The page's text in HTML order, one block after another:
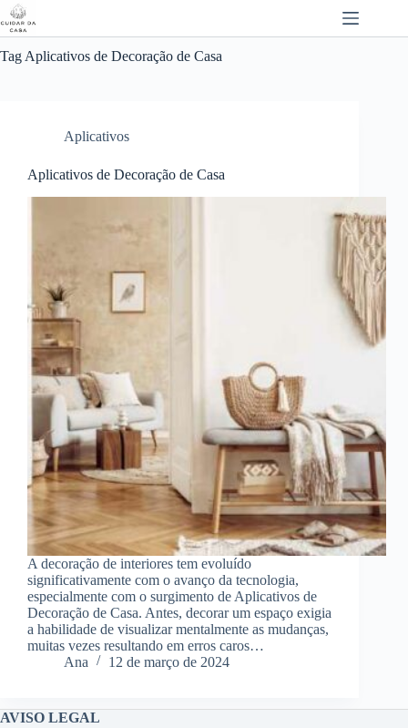
Pular
para
o
conteúdo
Tag Aplicativos de Decoração de Casa
Aplicativos
Aplicativos de Decoração de Casa
A decoração de interiores tem evoluído
significativamente com o avanço da tecnologia,
especialmente com o surgimento de Aplicativos de
Decoração de Casa. Antes, decorar um espaço exigia
a habilidade de visualizar mentalmente as mudanças,
muitas vezes resultando em erros caros…
Ana
12 de março de 2024
AVISO LEGAL